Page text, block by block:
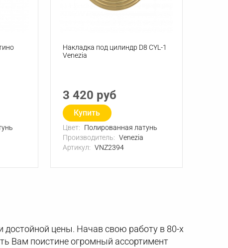
Накладка под цилиндр D8 CYL-1
Venezia
3 420 руб
Купить
Цвет:
Полированная латунь
Производитель: Venezia
Артикул: VNZ2394
достойной цены. Начав свою работу в 80-х
Вам поистине огромный ассортимент